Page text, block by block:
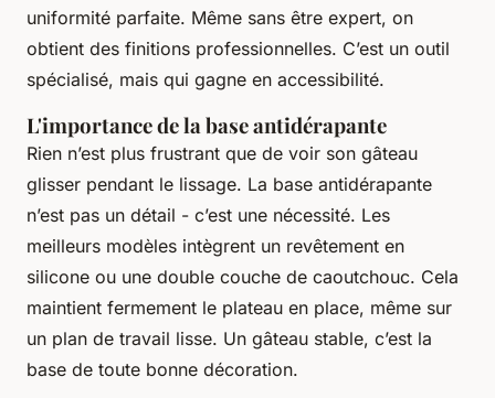
uniformité parfaite. Même sans être expert, on
obtient des finitions professionnelles. C’est un outil
spécialisé, mais qui gagne en accessibilité.
L'importance de la base antidérapante
Rien n’est plus frustrant que de voir son gâteau
glisser pendant le lissage. La base antidérapante
n’est pas un détail - c’est une nécessité. Les
meilleurs modèles intègrent un revêtement en
silicone ou une double couche de caoutchouc. Cela
maintient fermement le plateau en place, même sur
un plan de travail lisse. Un gâteau stable, c’est la
base de toute bonne décoration.